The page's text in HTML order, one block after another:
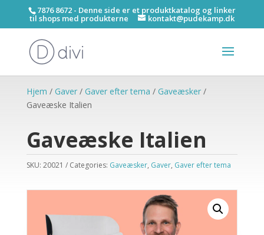
7876 8672 - Denne side er et produktkatalog og linker
til shops med produkterne kontakt@pudekamp.dk
Hjem / Gaver/ Gaver efter tema / Gaveæsker/
Gaveæske Italien
Gaveæske Italien
SKU: 20021 Categories: Gaveæsker, Gaver, Gaver efter tema